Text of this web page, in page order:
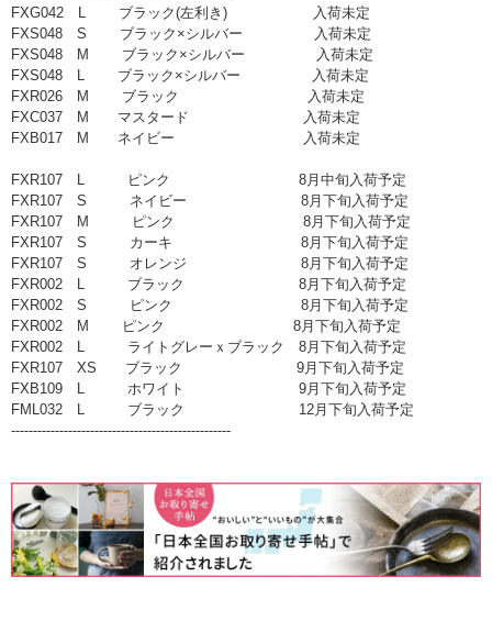
FXG042 L ブラック(左利き) 入荷未定
FXS048 S ブラック×シルバー 入荷未定
FXS048 M ブラック×シルバー 入荷未定
FXS048 L ブラック×シルバー 入荷未定
FXR026 M ブラック 入荷未定
FXC037 M マスタード 入荷未定
FXB017 M ネイビー 入荷未定
FXR107 L ピンク 8月中旬入荷予定
FXR107 S ネイビー 8月下旬入荷予定
FXR107 M ピンク 8月下旬入荷予定
FXR107 S カーキ 8月下旬入荷予定
FXR107 S オレンジ 8月下旬入荷予定
FXR002 L ブラック 8月下旬入荷予定
FXR002 S ピンク 8月下旬入荷予定
FXR002 M ピンク 8月下旬入荷予定
FXR002 L ライトグレーｘブラック 8月下旬入荷予定
FXR107 XS ブラック 9月下旬入荷予定
FXB109 L ホワイト 9月下旬入荷予定
FML032 L ブラック 12月下旬入荷予定
--------------------------------------------------